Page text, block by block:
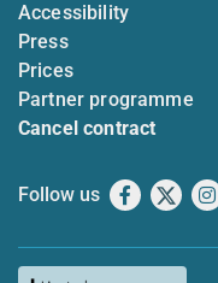
Accessibility
Press
Prices
Partner programme
Cancel contract
Follow us Facebook
X